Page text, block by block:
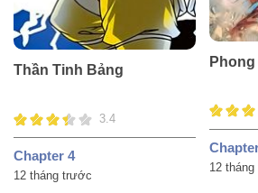
Thần Tinh Bảng
3.4
Chapter 4
12 tháng trước
12